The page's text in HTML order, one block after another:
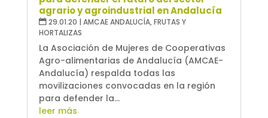
agrario y agroindustrial en Andalucía
29.01.20 | AMCAE ANDALUCÍA,FRUTAS Y
HORTALIZAS
La Asociación de Mujeres de Cooperativas
Agro-alimentarias de Andalucía (AMCAE-
Andalucía) respalda todas las
movilizaciones convocadas en la región
para defender la...
leer más